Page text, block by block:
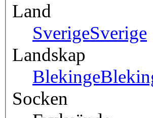
Land
SverigeSverige
Landskap
Blekinge
Socken